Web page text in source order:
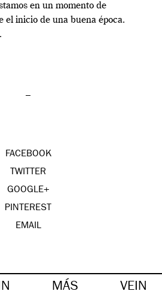
en un momento de
el inicio de una buena época.
–
FACEBOOK
TWITTER
GOOGLE+
PINTEREST
EMAIL
MÁS VEIN